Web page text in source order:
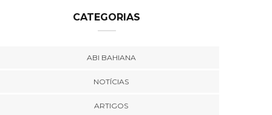
CATEGORIAS
ABI BAHIANA
NOTÍCIAS
ARTIGOS